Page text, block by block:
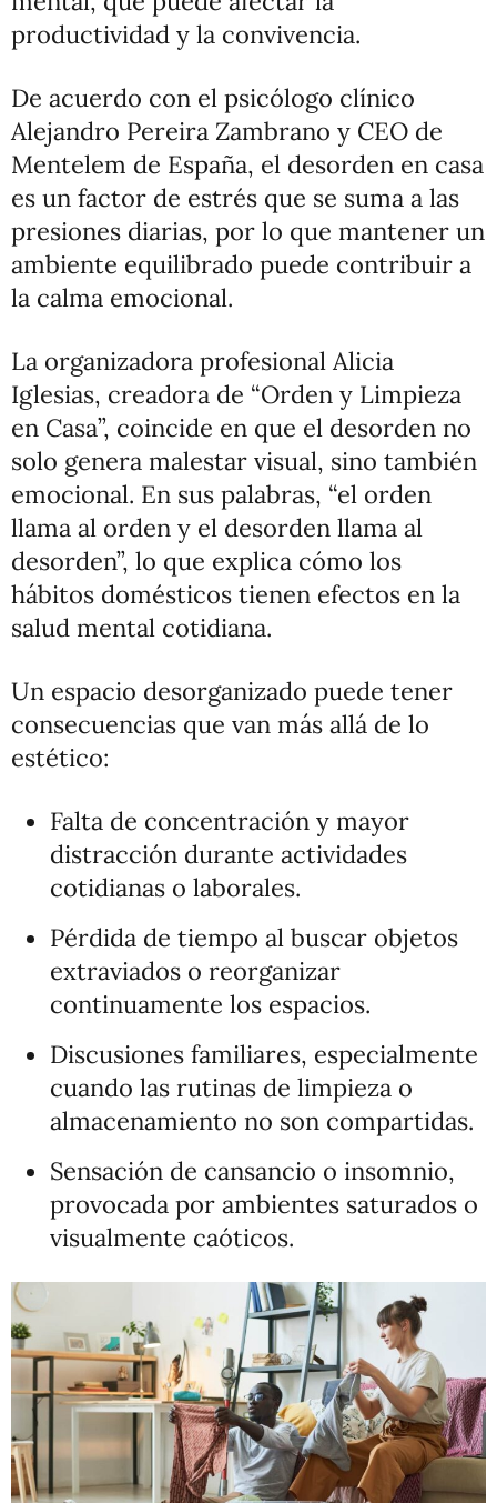
productividad y la convivencia.
De acuerdo con el psicólogo clínico
Alejandro Pereira Zambrano y CEO de
Mentelem de España, el desorden en casa
es un factor de estrés que se suma a las
presiones diarias, por lo que mantener un
ambiente equilibrado puede contribuir a
la calma emocional.
La organizadora profesional Alicia
Iglesias, creadora de “Orden y Limpieza
en Casa”, coincide en que el desorden no
solo genera malestar visual, sino también
emocional. En sus palabras, “el orden
llama al orden y el desorden llama al
desorden”, lo que explica cómo los
hábitos domésticos tienen efectos en la
salud mental cotidiana.
Un espacio desorganizado puede tener
consecuencias que van más allá de lo
estético:
Falta de concentración y mayor
distracción durante actividades
cotidianas o laborales.
Pérdida de tiempo al buscar objetos
extraviados o reorganizar
continuamente los espacios.
Discusiones familiares, especialmente
cuando las rutinas de limpieza o
almacenamiento no son compartidas.
Sensación de cansancio o insomnio,
provocada por ambientes saturados o
visualmente caóticos.